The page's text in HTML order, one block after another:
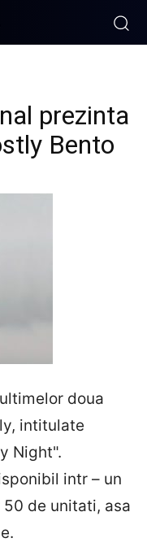
prezinta
Bento
doua
intitulate
Night".
intr – un
de unitati, asa